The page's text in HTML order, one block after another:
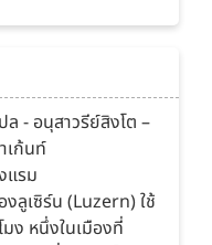
ล - อนุสาวรีย์สิงโต –
เก้นท์
แรม
งลูเซิร์น (Luzern) ใช้
ง หนึ่งในเมืองที่